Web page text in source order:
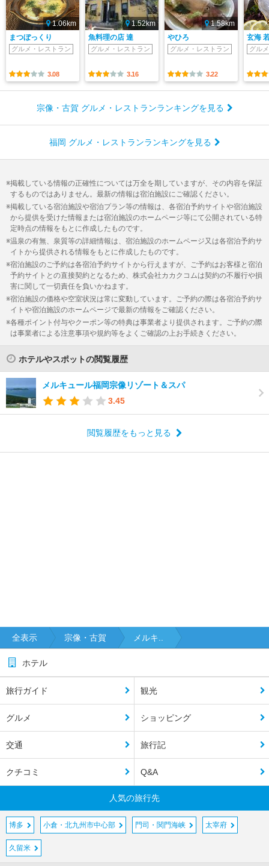
1.06km
まつぼっくり
グルメ・レストラン
3.08
1.52km
魚料理の店 達
グルメ・レストラン
3.16
1.58km
やひろ
グルメ・レストラン
3.22
玄海
グル
宗像・古賀 グルメ・レストランランキングを見る
福岡 グルメ・レストランランキングを見る
掲載している情報の正確性については万全を期していますが、その内容を保証
するものではありません。最新の情報は宿泊施設にご確認ください。
掲載している宿泊施設や宿泊プラン等の情報は、各宿泊予約サイトや宿泊施設
から提供を受けた情報または宿泊施設のホームページ等にて公開されている特
定時点の情報をもとに作成したものです。
温泉の有無、泉質等の詳細情報は、宿泊施設のホームページ又は各宿泊予約サ
イトから提供される情報をもとに作成したものです。
宿泊施設のご予約は各宿泊予約サイトから行えますが、ご予約はお客様と宿泊
予約サイトとの直接契約となるため、株式会社カカクコムは契約の不履行や損
害に関して一切責任を負いかねます。
宿泊施設の価格や空室状況は常に変動しています。ご予約の際は各宿泊予約サ
イトや宿泊施設のホームページで最新の情報をご確認ください。
各種ポイント付与やクーポン等の特典は事業者より提供されます。ご予約の際
は事業者による注意事項や規約等をよくご確認の上お手続きください。
ホテルやスポットの閲覧履歴
メルキュール福岡宗像リゾート＆スパ
3.45
閲覧履歴をもっと見る
全表示 宗像・古賀 メルキ..
ホテル
旅行ガイド 観光
グルメ ショッピング
交通 旅行記
クチコミ Q&A
人気の旅行先
博多 小倉・北九州市中心部 門司・関門海峡 太宰府
久留米